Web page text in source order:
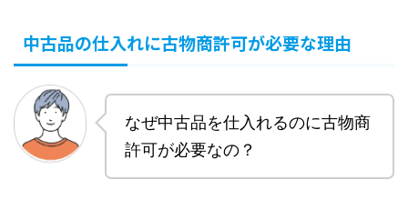
中古品の仕入れに古物商許可が必要な理由
なぜ中古品を仕入れるのに古物商
許可が必要なの？